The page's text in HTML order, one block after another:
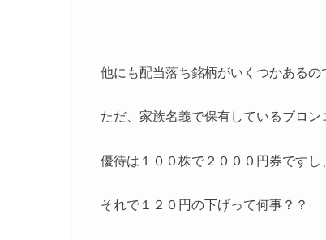
他にも配当落ち銘柄がいくつかあるの
ただ、家族名義で保有しているブロン
優待は１００株で２０００円券ですし
それで１２０円の下げって何事？？